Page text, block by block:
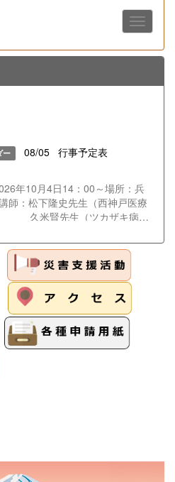
ー 08/05
行事予定表
年10月4日14：00～場所：兵
師：松下隆史先生（西神戸医療
久米賢先生（ツカザキ病
俊樹先生（姫路赤十字病院